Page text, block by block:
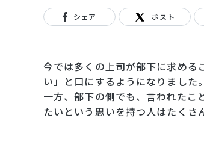
シェア ポスト
今では多くの上司が部下に求める
い」と口にするようになりました。
一方、部下の側でも、言われたこ
たいという思いを持つ人はたくさ